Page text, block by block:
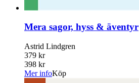
Mera sagor, hyss & äventyr
Astrid Lindgren
379 kr
398 kr
Mer infoKöp